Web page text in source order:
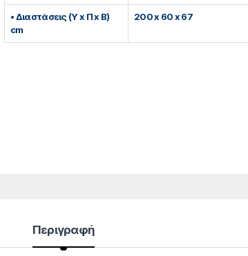
• Διαστάσεις (Υ x Π x Β)
cm
200 x 60 x 67
Περιγραφή